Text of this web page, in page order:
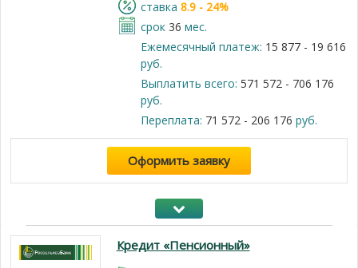
cтавка 8.9 - 24%
срок 36 мес.
Ежемесячный платеж: 15 877 - 19 616
руб.
Выплатить всего: 571 572 - 706 176
руб.
Переплата: 71 572 - 206 176 руб.
Оформить заявку
Кредит «Пенсионный»